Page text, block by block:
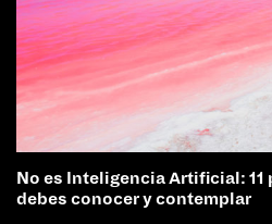
No es Inteligencia Artificial:
debes conocer y contemplar